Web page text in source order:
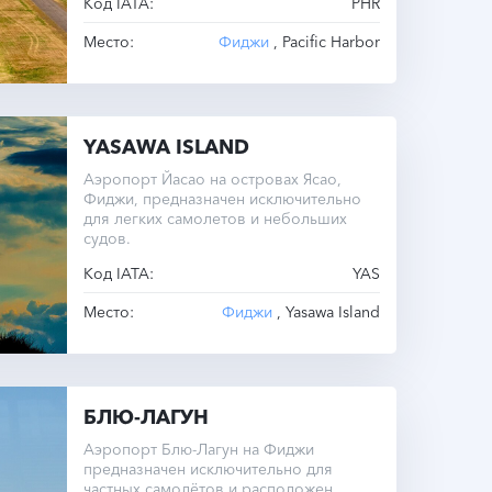
полосы составляет 760 метров.
Место:
Фиджи , Pacific Harbor
YASAWA ISLAND
Аэропорт Йасао на островах Ясао,
Фиджи, предназначен исключительно
для легких самолетов и небольших
судов.
Код IATA:
YAS
Место:
Фиджи , Yasawa Island
БЛЮ-ЛАГУН
Аэропорт Блю-Лагун на Фиджи
предназначен исключительно для